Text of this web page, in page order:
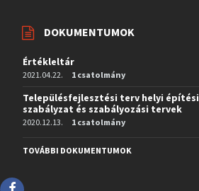
DOKUMENTUMOK
Értékleltár
2021.04.22. 1 csatolmány
Településfejlesztési terv helyi építési
szabályzat és szabályozási tervek
2020.12.13. 1 csatolmány
TOVÁBBI DOKUMENTUMOK
Facebook